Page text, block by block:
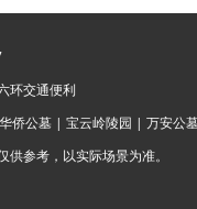
环交通便利
侨公墓 | 宝云岭陵园 | 万安公
参考，以实际场景为准。